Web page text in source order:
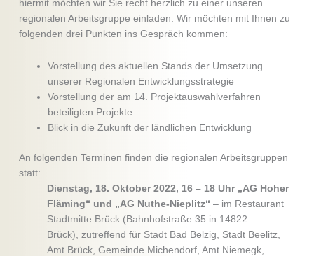
hiermit möchten wir Sie recht herzlich zu einer unseren
regionalen Arbeitsgruppe einladen. Wir möchten mit Ihnen zu
folgenden drei Punkten ins Gespräch kommen:
Vorstellung des aktuellen Stands der Umsetzung
unserer Regionalen Entwicklungsstrategie
Vorstellung der am 14. Projektauswahlverfahren
beteiligten Projekte
Blick in die Zukunft der ländlichen Entwicklung
An folgenden Terminen finden die regionalen Arbeitsgruppen
statt:
Dienstag, 18. Oktober 2022, 16 – 18 Uhr „AG Hoher
Fläming“ und „AG Nuthe-Nieplitz“ – im Restaurant
Stadtmitte Brück (Bahnhofstraße 35 in 14822
Brück), zutreffend für Stadt Bad Belzig, Stadt Beelitz,
Amt Brück, Gemeinde Michendorf, Amt Niemegk,